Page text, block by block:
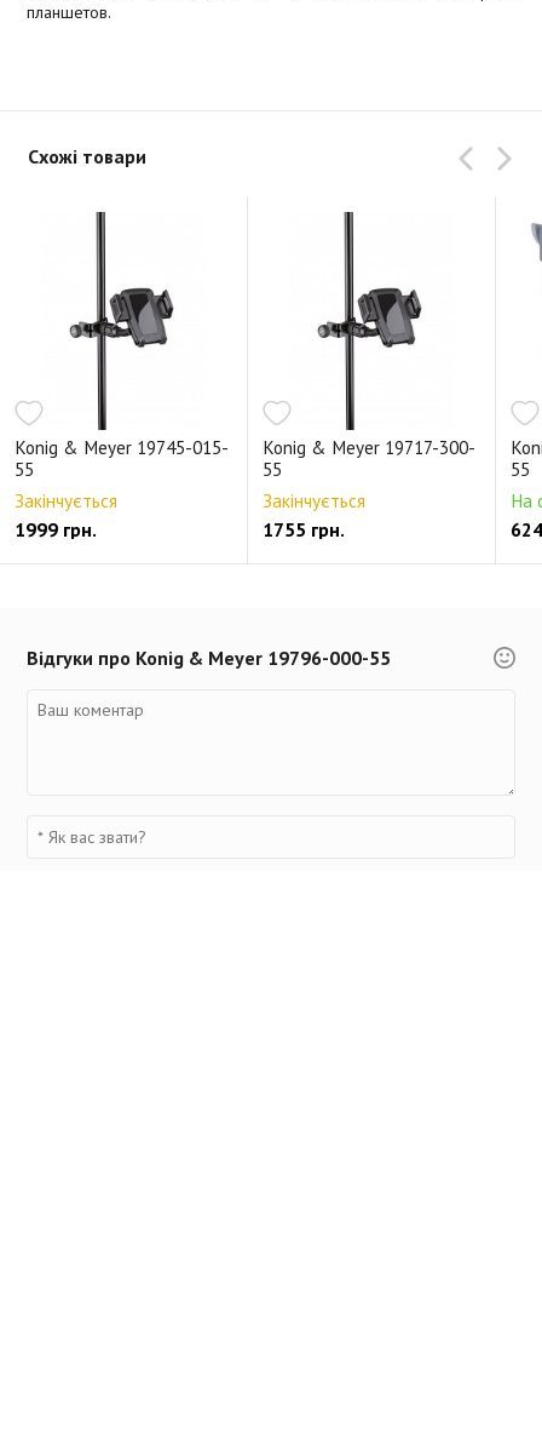
планшетов.
Схожі товари
Konig & Meyer 19745-015-
55
Закінчується
1999 грн.
Konig & Meyer 19717-300-
55
Закінчується
1755 грн.
55
На
Відгуки про Konig & Meyer 19796-000-55